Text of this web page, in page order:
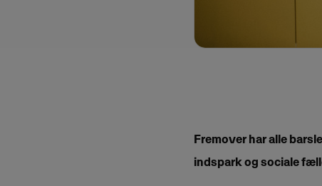
Fremover har alle
indspark og sociale